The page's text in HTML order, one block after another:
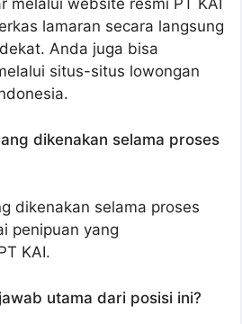
melalui website resmi PT KAI
lamaran secara langsung
Anda juga bisa
situs-situs lowongan
dikenakan selama proses
dikenakan selama proses
penipuan yang
KAI.
utama dari posisi ini?